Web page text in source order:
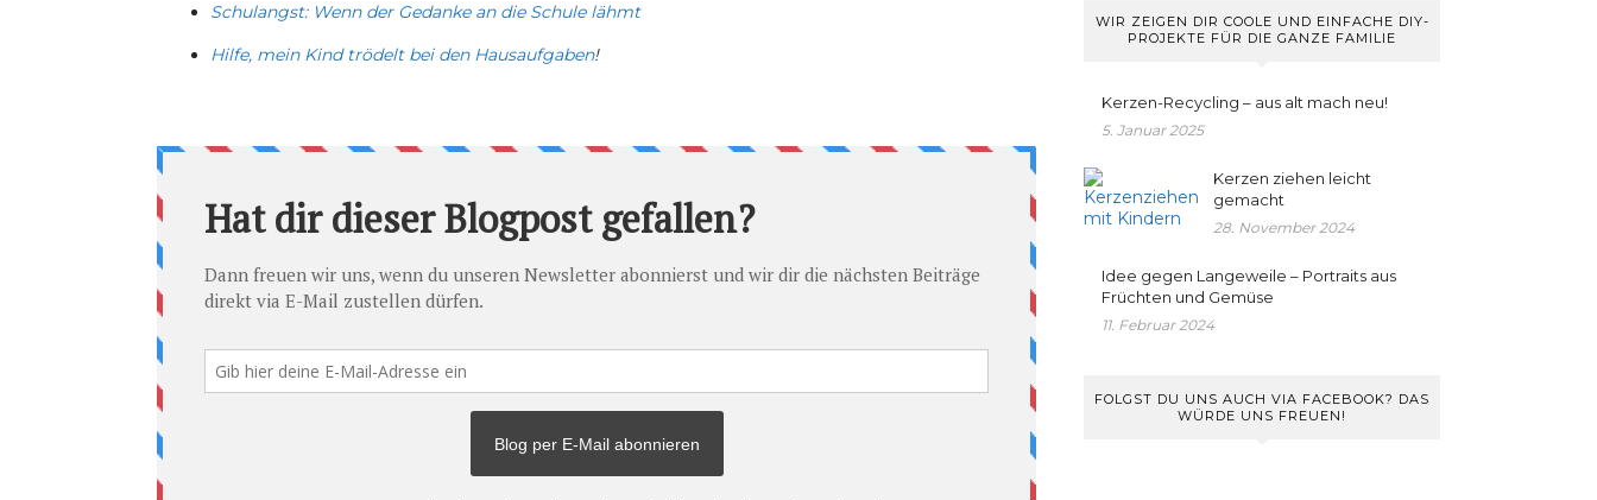
Schulangst: Wenn der Gedanke an die Schule lähmt
Hilfe, mein Kind trödelt bei den Hausaufgaben!
WIR ZEIGEN DIR COOLE UND EINFACHE DIY-
PROJEKTE FÜR DIE GANZE FAMILIE
Kerzen-Recycling – aus alt mach neu!
5. Januar 2025
Kerzen ziehen leicht
gemacht
28. November 2024
Idee gegen Langeweile – Portraits aus
Früchten und Gemüse
11. Februar 2024
FOLGST DU UNS AUCH VIA FACEBOOK? DAS
WÜRDE UNS FREUEN!